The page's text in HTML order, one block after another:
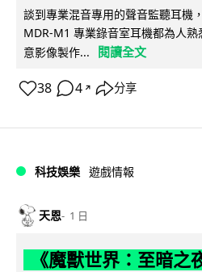
談到專業混音專用的聲音監聽耳機
MDR-M1 專業錄音室耳機都為人
意影像製作...
閱讀全文
38 4 ↗ 分享
科技娛樂 遊戲情報
天恩 1 日
《魔獸世界：至暗之